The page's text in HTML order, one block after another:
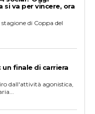
va per vincere, ora
di Coppa del
un finale di carriera
dall'attività agonistica,